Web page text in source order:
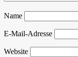
Name
E-Mail-Adresse
Website